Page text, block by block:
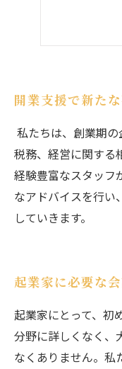
開業支援で新た
私たちは、創業期の
税務、経営に関する
経験豊富なスタッフ
なアドバイスを行い
していきます。
起業家に必要な
起業家にとって、初
分野に詳しくなく、
なくありません。私